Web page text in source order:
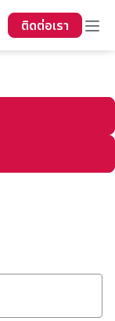
ติดต่อเรา
Total Wealth